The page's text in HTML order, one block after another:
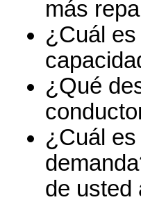
más
¿Cuál
¿Qué
¿Cuál
de usted